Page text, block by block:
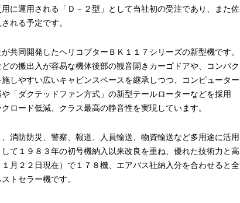
に運用される「Ｄ－２型」として当社初の受注であり、また佐
れる予定です。
共同開発したヘリコプターＢＫ１１７シリーズの新型機です。
の搬出入が容易な機体後部の観音開きカーゴドアや、コンパク
しやすい広いキャビンスペースを継承しつつ、コンピューター
「ダクテッドファン方式」の新型テールローターなどを採用
ロード低減、クラス最高の静音性を実現しています。
消防防災、警察、報道、人員輸送、物資輸送など多用途に活用
て１９８３年の初号機納入以来改良を重ね、優れた技術力と高
月２２日現在）で１７８機、エアバス社納入分を合わせると全
トセラー機です。